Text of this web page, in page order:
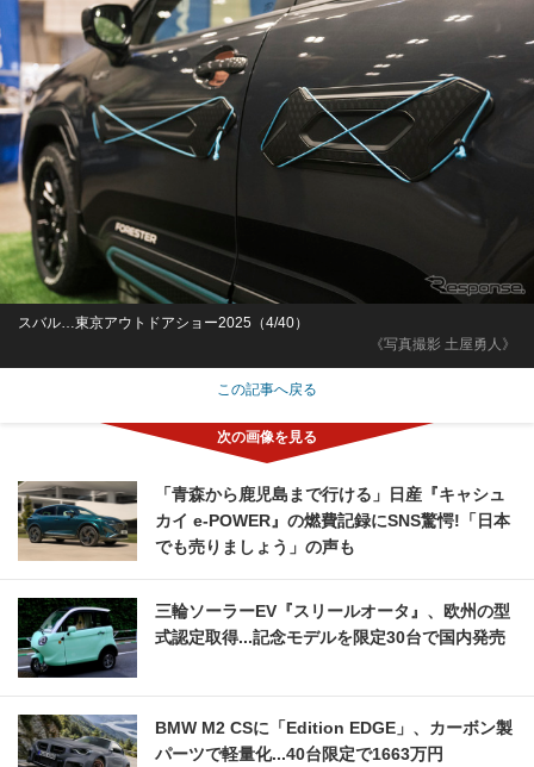
《写真撮影 土屋勇人》
スバル…東京アウトドアショー2025（4/40）
この記事へ戻る
「青森から鹿児島まで行ける」日産『キャシュ
カイ e-POWER』の燃費記録にSNS驚愕!「日本
でも売りましょう」の声も
三輪ソーラーEV『スリールオータ』、欧州の型
式認定取得...記念モデルを限定30台で国内発売
BMW M2 CSに「Edition EDGE」、カーボン製
パーツで軽量化...40台限定で1663万円